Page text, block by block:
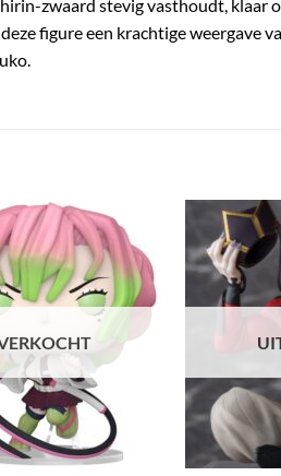
zwaard stevig vasthoudt, klaar
figure een krachtige weergave
Toevoegen
aan
verlanglijst